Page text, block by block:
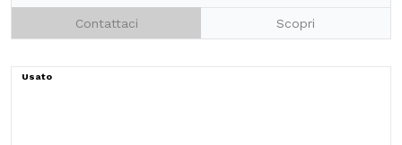
Contattaci Scopri
Usato